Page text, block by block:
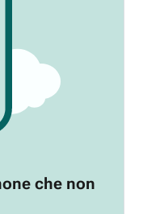
che non